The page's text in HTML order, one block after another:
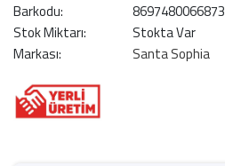
Barkodu:
8697480066873
Stok Miktarı:
Stokta Var
Markası:
Santa Sophia